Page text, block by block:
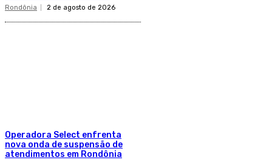
Rondônia 2 de agosto de 2026
Operadora Select enfrenta
nova onda de suspensão de
atendimentos em Rondônia